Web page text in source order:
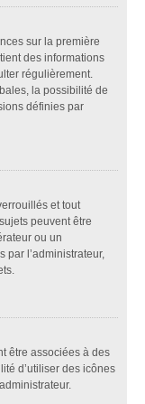
sur la première
des informations
régulièrement.
la possibilité de
définies par
et tout
peuvent être
ou un
par l’administrateur,
être associées à des
d’utiliser des icônes